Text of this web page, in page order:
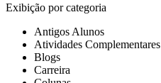
Exibição por categoria
Antigos Alunos
Atividades Complementares
Blogs
Carreira